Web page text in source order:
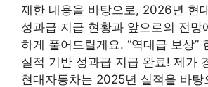
재한 내용을 바탕으로, 2026년 현
성과급 지급 현황과 앞으로의 전망
하게 풀어드릴게요. “역대급 보상”
실적 기반 성과급 지급 완료! 제가
현대자동차는 2025년 실적을 바